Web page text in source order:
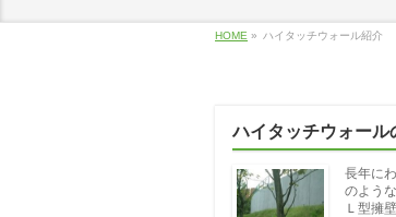
HOME » ハイタッチウォール紹介
ハイタッチウォール
長年に
のよう
Ｌ型擁